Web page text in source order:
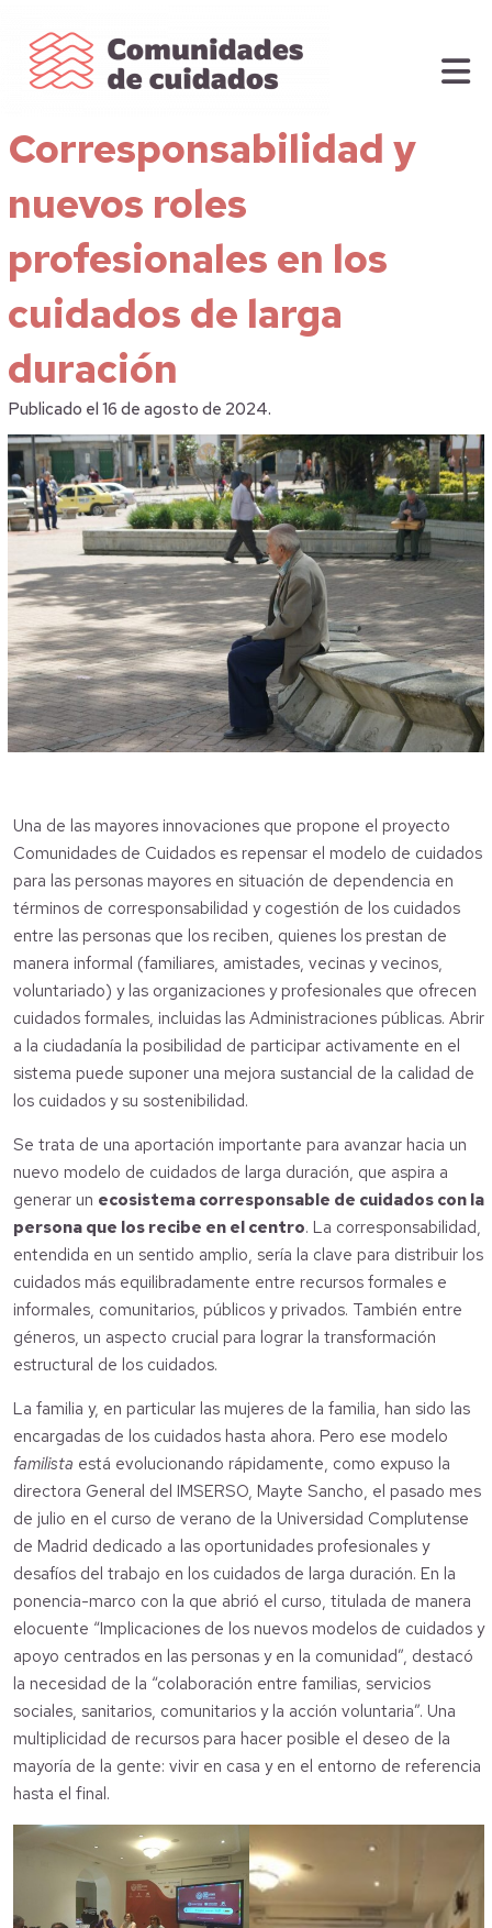
Corresponsabilidad y
nuevos roles
profesionales en los
cuidados de larga
duración
Publicado el 16 de agosto de 2024.
Una de las mayores innovaciones que propone el proyecto
Comunidades de Cuidados es repensar el modelo de cuidados
para las personas mayores en situación de dependencia en
términos de corresponsabilidad y cogestión de los cuidados
entre las personas que los reciben, quienes los prestan de
manera informal (familiares, amistades, vecinas y vecinos,
voluntariado) y las organizaciones y profesionales que ofrecen
cuidados formales, incluidas las Administraciones públicas. Abrir
a la ciudadanía la posibilidad de participar activamente en el
sistema puede suponer una mejora sustancial de la calidad de
los cuidados y su sostenibilidad.
Se trata de una aportación importante para avanzar hacia un
nuevo modelo de cuidados de larga duración, que aspira a
generar un ecosistema corresponsable de cuidados con la
persona que los recibe en el centro. La corresponsabilidad,
entendida en un sentido amplio, sería la clave para distribuir los
cuidados más equilibradamente entre recursos formales e
informales, comunitarios, públicos y privados. También entre
géneros, un aspecto crucial para lograr la transformación
estructural de los cuidados.
La familia y, en particular las mujeres de la familia, han sido las
encargadas de los cuidados hasta ahora. Pero ese modelo
familista está evolucionando rápidamente, como expuso la
directora General del IMSERSO, Mayte Sancho, el pasado mes
de julio en el curso de verano de la Universidad Complutense
de Madrid dedicado a las oportunidades profesionales y
desafíos del trabajo en los cuidados de larga duración. En la
ponencia-marco con la que abrió el curso, titulada de manera
elocuente “Implicaciones de los nuevos modelos de cuidados y
apoyo centrados en las personas y en la comunidad”, destacó
la necesidad de la “colaboración entre familias, servicios
sociales, sanitarios, comunitarios y la acción voluntaria”. Una
multiplicidad de recursos para hacer posible el deseo de la
mayoría de la gente: vivir en casa y en el entorno de referencia
hasta el final.